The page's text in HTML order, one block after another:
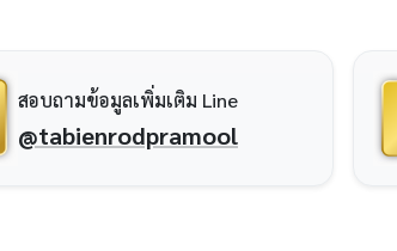
สอบถามข้อมูลเพิ่มเติม Line
@tabienrodpramool